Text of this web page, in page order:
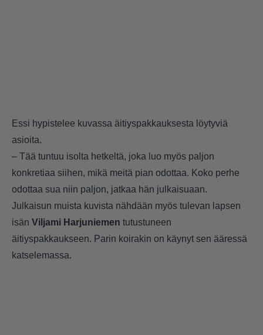
Essi hypistelee kuvassa äitiyspakkauksesta löytyviä
asioita.
– Tää tuntuu isolta hetkeltä, joka luo myös paljon
konkretiaa siihen, mikä meitä pian odottaa. Koko perhe
odottaa sua niin paljon, jatkaa hän julkaisuaan.
Julkaisun muista kuvista nähdään myös tulevan lapsen
isän Viljami Harjuniemen tutustuneen
äitiyspakkaukseen. Parin koirakin on käynyt sen ääressä
katselemassa.